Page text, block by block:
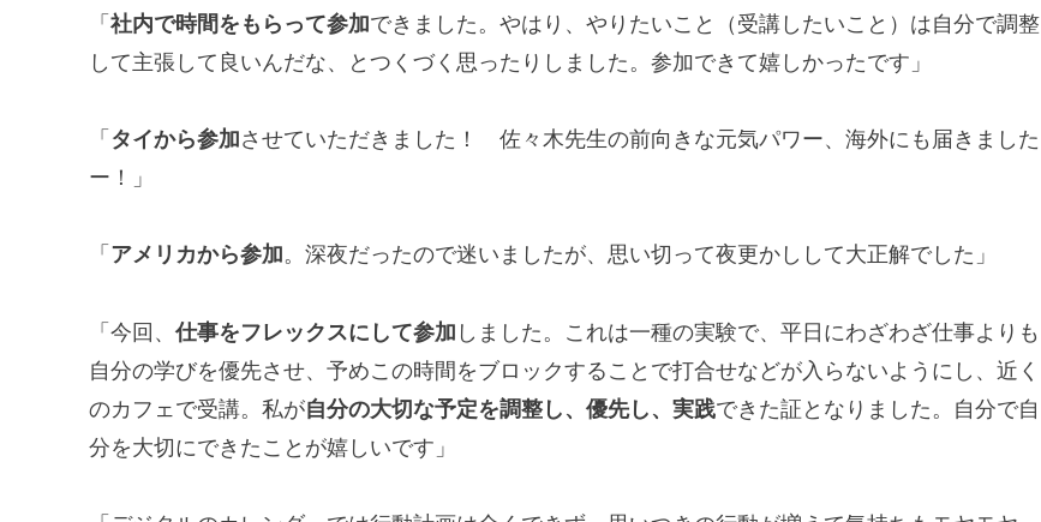
「 社内で時間をもらって参加できました。やはり、やりたいこと（受講したいこと）は自分で調整
して主張して良いんだな、とつくづく思ったりしました。参加できて嬉しかったです」
「 タイから参加させていただきました！ 佐々木先生の前向きな元気パワー、海外にも届きました
ー！」
「 アメリカから参加。深夜だったので迷いましたが、思い切って夜更かしして大正解でした」
「今回、 仕事をフレックスにして参加 しました。これは一種の実験で、平日にわざわざ仕事よりも
自分の学びを優先させ、予めこの時間をブロックすることで打合せなどが入らないようにし、近く
のカフェで受講。私が自分の大切な予定を調整し、優先し、実践できた証となりました。自分で自
分を大切にできたことが嬉しいです」